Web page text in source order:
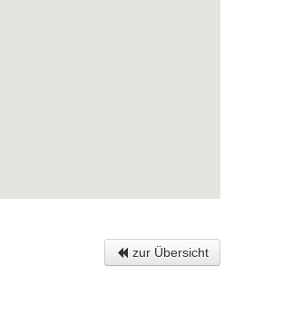
zur Übersicht